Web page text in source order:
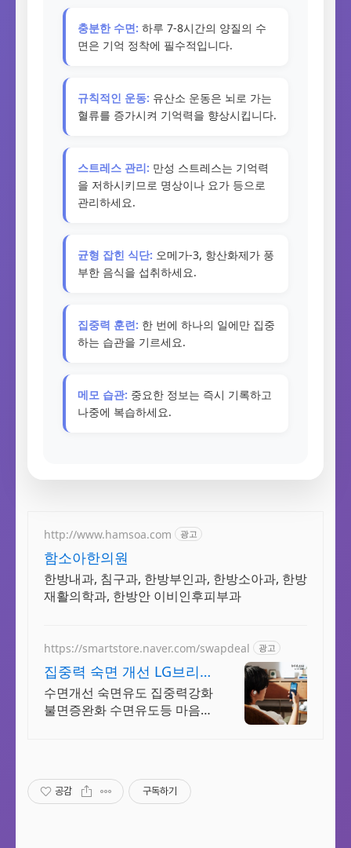
충분한 수면: 하루 7-8시간의 양질의 수
면은 기억 정착에 필수적입니다.
규칙적인 운동: 유산소 운동은 뇌로 가는
혈류를 증가시켜 기억력을 향상시킵니다.
스트레스 관리: 만성 스트레스는 기억력
을 저하시키므로 명상이나 요가 등으로
관리하세요.
균형 잡힌 식단: 오메가-3, 항산화제가 풍
부한 음식을 섭취하세요.
집중력 훈련: 한 번에 하나의 일에만 집중
하는 습관을 기르세요.
메모 습관: 중요한 정보는 즉시 기록하고
나중에 복습하세요.
http://www.hamsoa.com 광고
함소아한의원
한방내과, 침구과, 한방부인과, 한방소아과, 한방
재활의학과, 한방안 이비인후피부과
https://smartstore.naver.com/swapdeal 광고
집중력 숙면 개선 LG브리
즈
수면개선 숙면유도 집중력강화
불면증완화 수면유도등 마음챙
공감 구독하기